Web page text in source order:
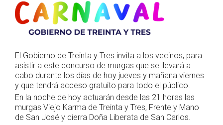
El Gobierno de Treinta y Tres invita a los vecinos, para
asistir a este concurso de murgas que se llevará a
cabo durante los días de hoy jueves y mañana viernes
y que tendrá acceso gratuito para todo el público.
En la noche de hoy actuarán desde las 21 horas las
murgas Viejo Karma de Treinta y Tres, Frente y Mano
de San José y cierra Doña Liberata de San Carlos.